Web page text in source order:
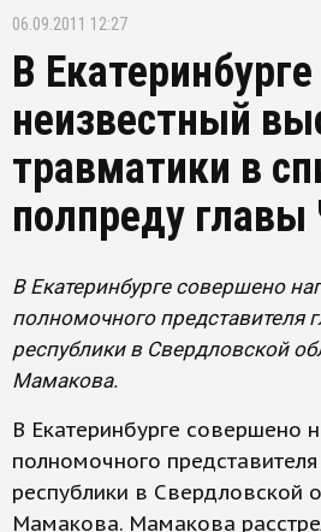
06.09.2011 12:27
В Екатеринбурге
неизвестный
травматики в
полпреду главы
В Екатеринбурге совершено
полномочного представителя
республики в Свердловской
Мамакова.
В Екатеринбурге совершено
полномочного
республики в Свердловской
Мамакова. Мамакова